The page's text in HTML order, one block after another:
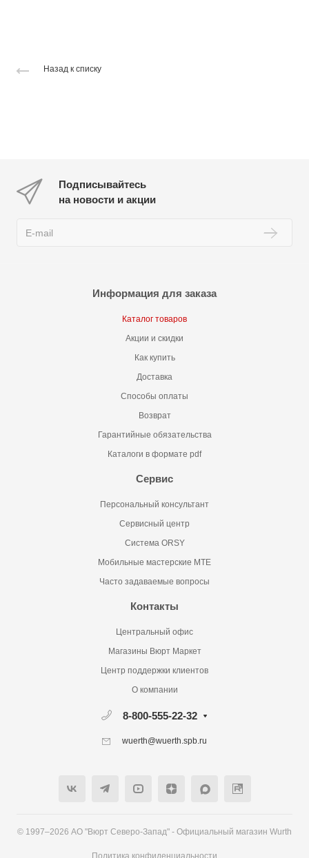
Назад к списку
Подписывайтесь
на новости и акции
Информация для заказа
Каталог товаров
Акции и скидки
Как купить
Доставка
Способы оплаты
Возврат
Гарантийные обязательства
Каталоги в формате pdf
Сервис
Персональный консультант
Сервисный центр
Система ORSY
Мобильные мастерские MTE
Часто задаваемые вопросы
Контакты
Центральный офис
Магазины Вюрт Маркет
Центр поддержки клиентов
О компании
8-800-555-22-32
wuerth@wuerth.spb.ru
© 1997–2026 АО "Вюрт Северо-Запад" - Официальный магазин Wurth
Политика конфиденциальности